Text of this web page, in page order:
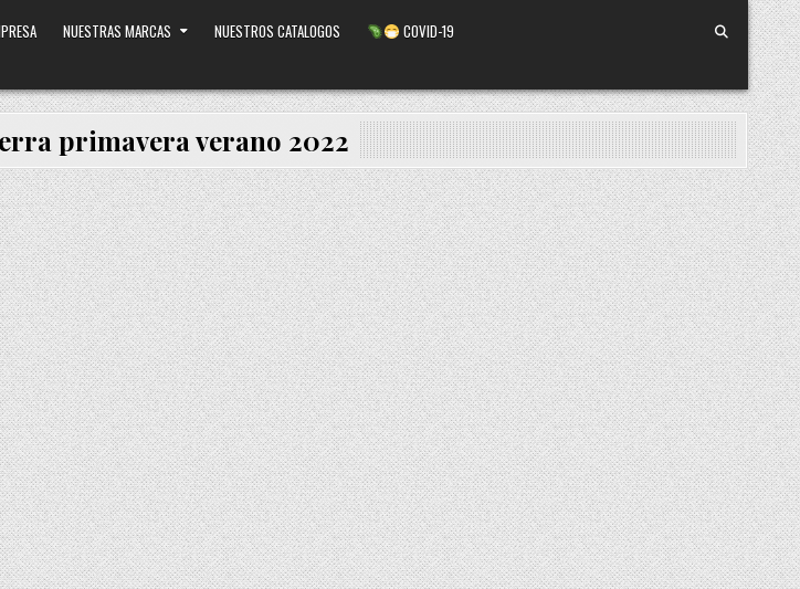
NUESTRAS MARCAS NUESTROS CATALOGOS COVID-19
primavera verano 2022